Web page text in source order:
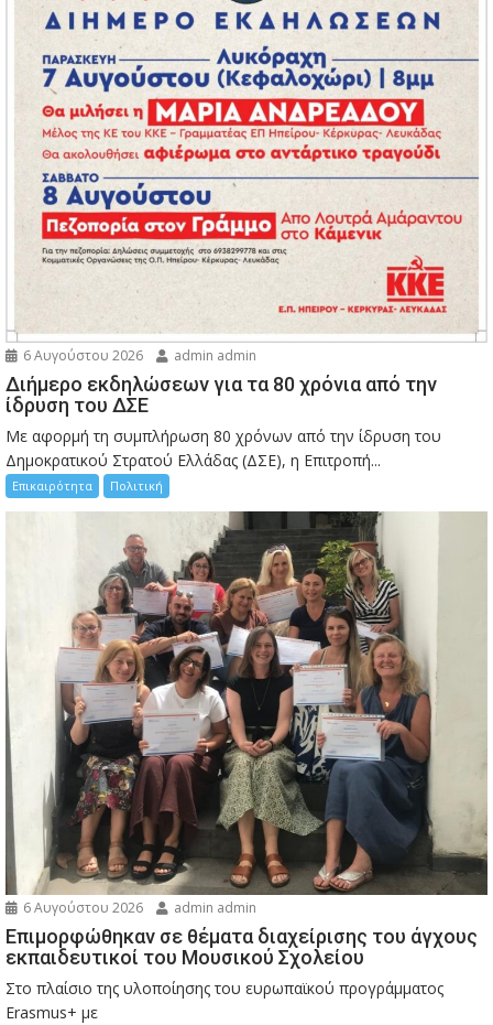
6 Αυγούστου 2026 admin admin
Διήμερο εκδηλώσεων για τα 80 χρόνια από την
ίδρυση του ΔΣΕ
Με αφορμή τη συμπλήρωση 80 χρόνων από την ίδρυση του
Δημοκρατικού Στρατού Ελλάδας (ΔΣΕ), η Επιτροπή...
Επικαιρότητα Πολιτική
6 Αυγούστου 2026 admin admin
Eπιμορφώθηκαν σε θέματα διαχείρισης του άγχους
εκπαιδευτικοί του Μουσικού Σχολείου
Στο πλαίσιο της υλοποίησης του ευρωπαϊκού προγράμματος
Erasmus+ με